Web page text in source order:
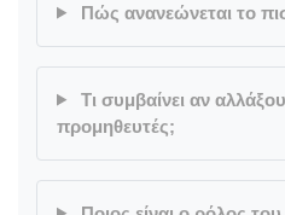
Πώς ανανεώνεται το
Τι συμβαίνει αν
προμηθευτές;